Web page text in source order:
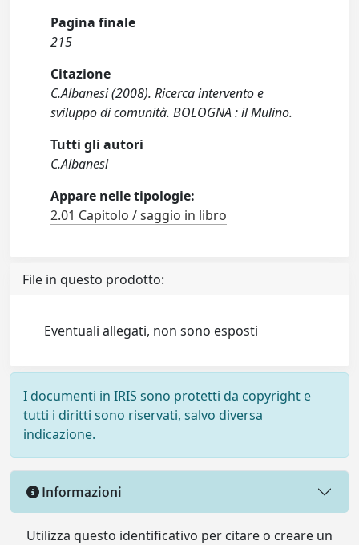
Pagina finale
215
Citazione
C.Albanesi (2008). Ricerca intervento e
sviluppo di comunità. BOLOGNA : il Mulino.
Tutti gli autori
C.Albanesi
Appare nelle tipologie:
2.01 Capitolo / saggio in libro
File in questo prodotto:
Eventuali allegati, non sono esposti
I documenti in IRIS sono protetti da copyright e
tutti i diritti sono riservati, salvo diversa
indicazione.
Informazioni
Utilizza questo identificativo per citare o creare un